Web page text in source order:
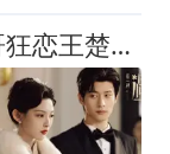
《这一秒过火》：张凌赫哥哥狂恋王楚然闺蜜却爱不得